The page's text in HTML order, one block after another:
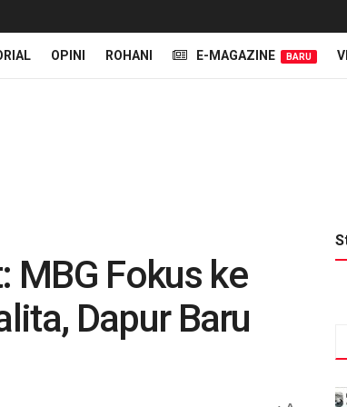
OPINI ROHANI E-MAGAZINE BARU
MBG Fokus ke
Dapur Baru